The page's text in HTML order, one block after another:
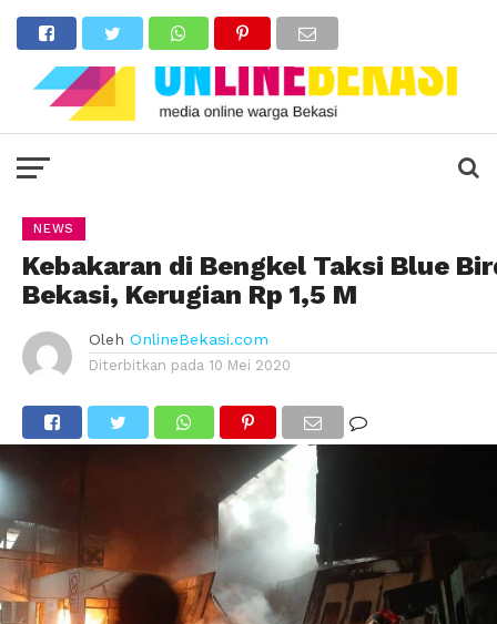
NEWS
Kebakaran di Bengkel Taksi Blue
Bekasi, Kerugian Rp 1,5 M
Oleh OnlineBekasi.com
Diterbitkan pada 10 Mei 2020